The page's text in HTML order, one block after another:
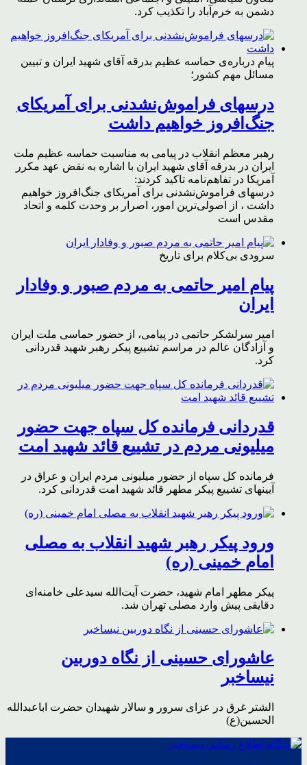
دشمن به خرم‌آباد را تکذیب کرد.
پیام درباره‌ی حماسه عظیم بدرقه آقای شهید ایران و تبیین
مسائل مهم کشور؛
درسهای فراموش‌نشدنی برای آمریکای
جنگ‌افروز خواهیم داشت
رهبر معظم انقلاب در پیامی به مناسبت حماسه عظیم ملت
ایران در بدرقه آقای شهید ایران با اشاره به نقض عهد مکرر
آمریکا در تفاهم‌نامه تاکید کردند:
درسهای فراموش‌نشدنی برای آمریکای جنگ‌افروز خواهیم
داشت ، از اصولی‌ترین امور، اصرار بر وحدت کلمه و اتحاد
مقدس است
سرودی بی‌کلام برای تاریخ
پیام امیر حاتمی به مردم صبور و وفادار
ایران
امیر سرلشکر حاتمی در پیامی، از حضور حماسی ملت ایران
و آزادگان عالم در مراسم تشییع پیکر رهبر شهید قدردانی
کرد.
قدردانی فرمانده کل سپاه جهت حضور
میلیونی مردم در تشییع قائد شهید امت
فرمانده کل سپاه از حضور میلیونی مردم ایران و عراق در
آیینهای تشییع پیکر مطهر قائد شهید امت قدردانی کرد.
ورود پیکر رهبر شهید انقلاب به مصلی
امام خمینی (ره)
پیکر مطهر امام شهید،‌ حضرت آیت‌الله سیدعلی خامنه‌ای
دقایقی پیش وارد مصلی تهران شد.
عاشورای حسینی از نگاه دوربین
نیساخبر
الشتر غرق در عزای سرور و سالار شهیدان حضرت اباعبدالله
الحسین(ع)